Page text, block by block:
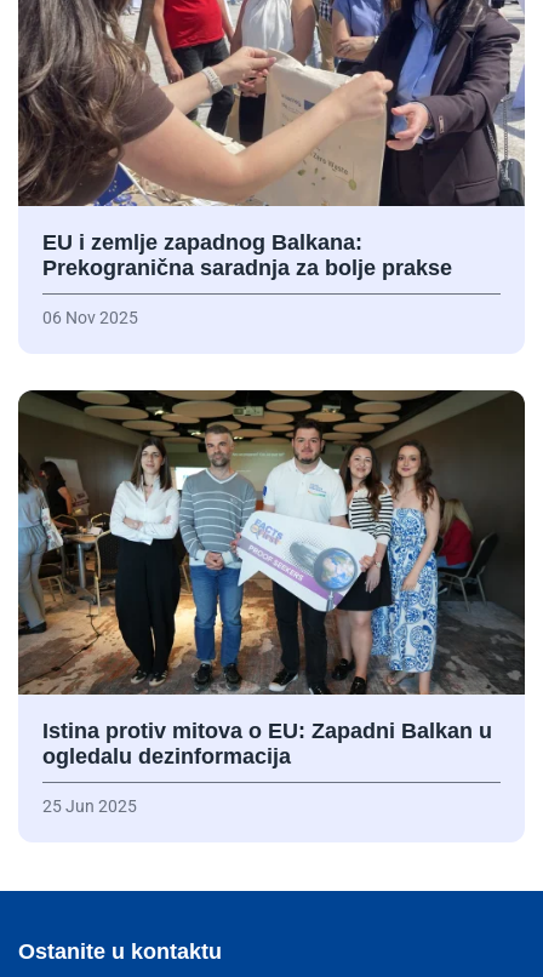
EU i zemlje zapadnog Balkana:
Prekogranična saradnja za bolje prakse
06 Nov 2025
Istina protiv mitova o EU: Zapadni Balkan u
ogledalu dezinformacija
25 Jun 2025
Ostanite u kontaktu